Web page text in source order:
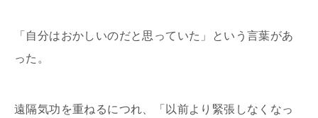
「自分はおかしいのだと思っていた」という言葉があ
った。
遠隔気功を重ねるにつれ、「以前より緊張しなくなっ